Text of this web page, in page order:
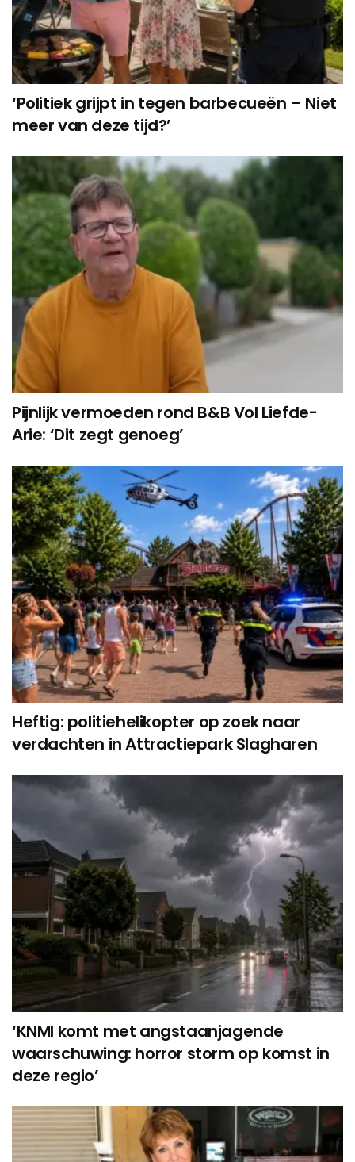
‘Politiek grijpt in tegen barbecueën – Niet
meer van deze tijd?’
Pijnlijk vermoeden rond B&B Vol Liefde-
Arie: ‘Dit zegt genoeg’
Heftig: politiehelikopter op zoek naar
verdachten in Attractiepark Slagharen
‘KNMI komt met angstaanjagende
waarschuwing: horror storm op komst in
deze regio’